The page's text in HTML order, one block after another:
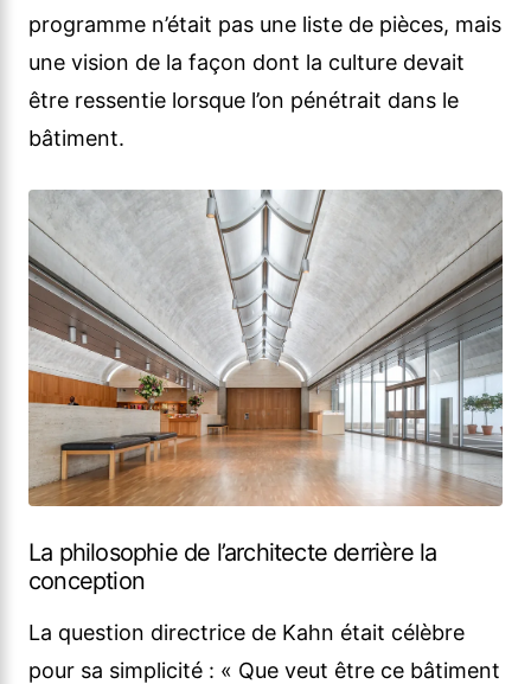
programme n’était pas une liste de pièces, mais
une vision de la façon dont la culture devait
être ressentie lorsque l’on pénétrait dans le
bâtiment.
La philosophie de l’architecte derrière la
conception
La question directrice de Kahn était célèbre
pour sa simplicité : « Que veut être ce bâtiment